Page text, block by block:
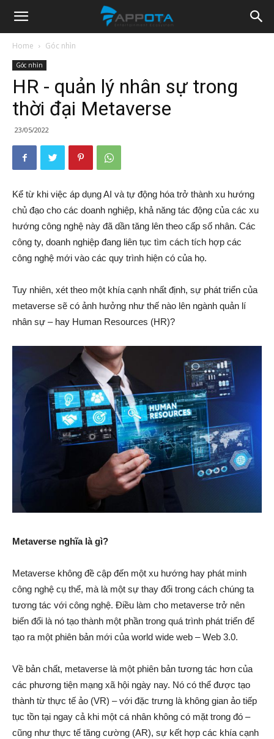
Appota
News
Home Góc nhìn
Góc nhìn
HR - quản lý nhân sự trong
thời đại Metaverse
23/05/2022
‍Kể từ khi việc áp dụng AI và tự động hóa trở thành xu hướng
chủ đạo cho các doanh nghiệp, khả năng tác động của các xu
hướng công nghệ này đã dần tăng lên theo cấp số nhân. Các
công ty, doanh nghiệp đang liên tục tìm cách tích hợp các
công nghệ mới vào các quy trình hiện có của họ.
Tuy nhiên, xét theo một khía cạnh nhất định, sự phát triển của
metaverse sẽ có ảnh hưởng như thế nào lên ngành quản lí
nhân sự – hay Human Resources (HR)?
Metaverse nghĩa là gì?
Metaverse không đề cập đến một xu hướng hay phát minh
công nghệ cụ thể, mà là một sự thay đổi trong cách chúng ta
tương tác với công nghệ. Điều làm cho metaverse trở nên
biến đổi là nó tạo thành một phần trong quá trình phát triển để
tạo ra một phiên bản mới của world wide web – Web 3.0.
Về bản chất, metaverse là một phiên bản tương tác hơn của
các phương tiện mạng xã hội ngày nay. Nó có thể được tạo
thành từ thực tế ảo (VR) – với đặc trưng là không gian ảo tiếp
tục tồn tại ngay cả khi một cá nhân không có mặt trong đó –
cũng như thực tế tăng cường (AR), sự kết hợp các khía cạnh